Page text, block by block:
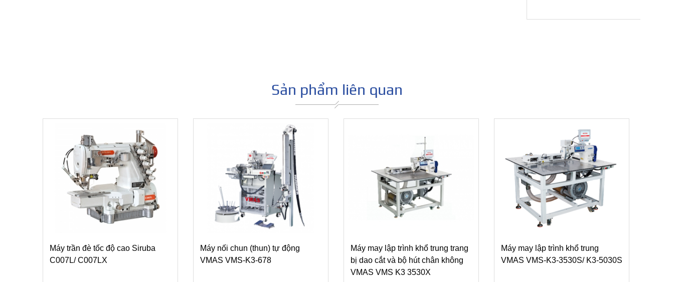
Sản phẩm liên quan
Máy trần đè tốc độ cao Siruba
C007L/ C007LX
Máy nối chun (thun) tự động
VMAS VMS-K3-678
Máy may lập trình khổ trung trang
bị dao cắt và bộ hút chân không
VMAS VMS K3 3530X
Máy may lập trình khổ trung
VMAS VMS-K3-3530S/ K3-5030S